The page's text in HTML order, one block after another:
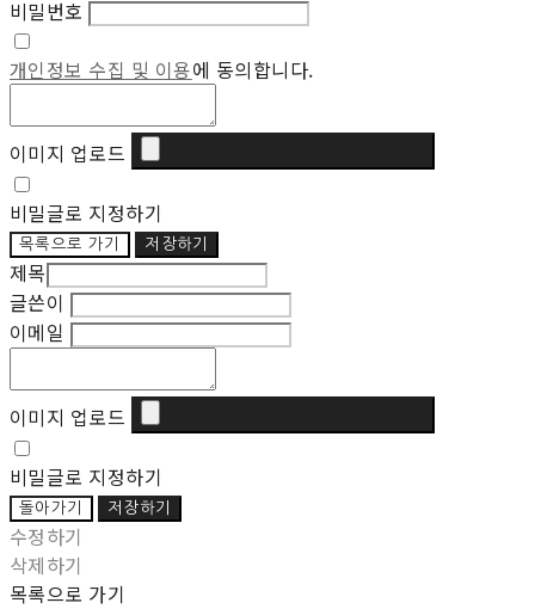
비밀번호
개인정보 수집 및 이용에 동의합니다.
이미지 업로드
비밀글로 지정하기
목록으로 가기 저장하기
제목
글쓴이
이메일
이미지 업로드
비밀글로 지정하기
돌아가기 저장하기
수정하기
삭제하기
목록으로 가기